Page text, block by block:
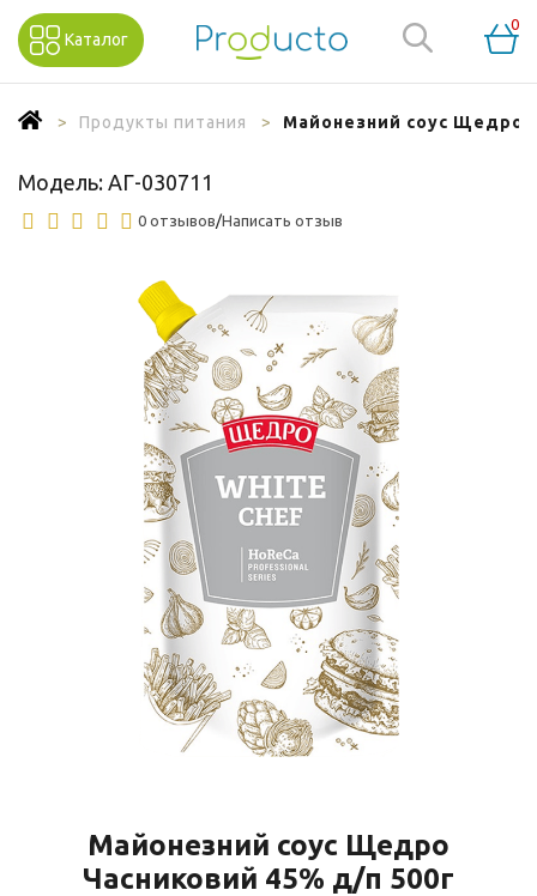
Каталог
0
Продукты питания Майонезний соус Щедро
Модель: АГ-030711
0 отзывов/Написать отзыв
Майонезний соус Щедро
Часниковий 45% д/п 500г